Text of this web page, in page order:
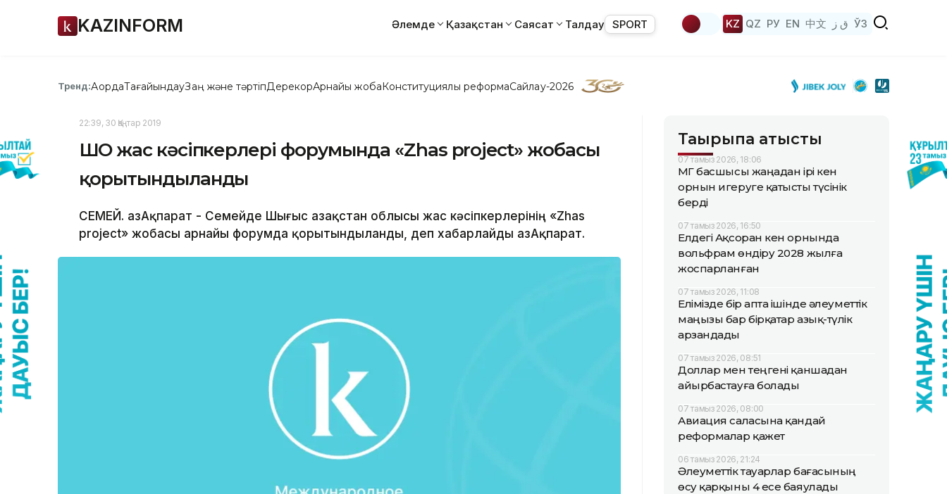
KAZINFORM Әлемде Қазақстан Саясат Талдау SPORT KZ QZ РУ EN 中文 ق ز ЎЗ
Тренд:АқордаТағайындауЗаң және тәртіпДерекқорАрнайы жобаКонституциялық реформаСайлау-2026
22:39, 30 Қаңтар 2019
ШҚО жас кәсіпкерлері форумында «Zhas project» жобасы
қорытындыланды
СЕМЕЙ. ҚазАқпарат - Семейде Шығыс Қазақстан облысы жас кәсіпкерлерінің «Zhas
project» жобасы арнайы форумда қорытындыланды, деп хабарлайды ҚазАқпарат.
Тақырыпқа қатысты
07 тамыз 2026, 18:06
ҚМГ басшысы жаңадан ірі кен
орнын игеруге қатысты түсінік
берді
07 тамыз 2026, 16:50
Елдегі Ақсоран кен орнында
вольфрам өндіру 2028 жылға
жоспарланған
07 тамыз 2026, 11:08
Елімізде бір апта ішінде әлеуметтік
маңызы бар бірқатар азық-түлік
арзандады
07 тамыз 2026, 08:51
Доллар мен теңгені қаншадан
айырбастауға болады
07 тамыз 2026, 08:00
Авиация саласына қандай
реформалар қажет
06 тамыз 2026, 21:24
Әлеуметтік тауарлар бағасының
өсу қарқыны 4 есе баяулады